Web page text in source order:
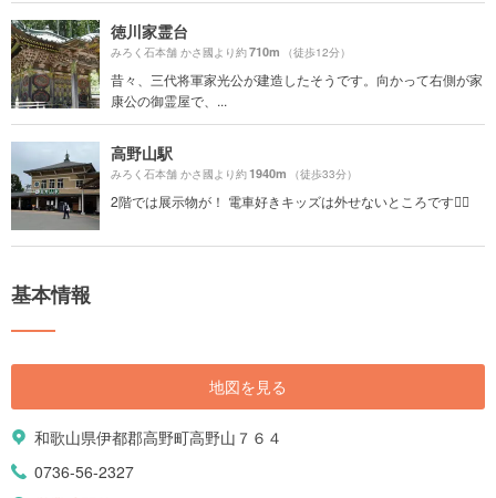
徳川家霊台
みろく石本舗 かさ國より約710m （徒歩12分）
昔々、三代将軍家光公が建造したそうです。向かって右側が家
康公の御霊屋で、...
高野山駅
みろく石本舗 かさ國より約1940m （徒歩33分）
2階では展示物が！ 電車好きキッズは外せないところです🙆‍♀️
基本情報
地図を見る
和歌山県伊都郡高野町高野山７６４
0736-56-2327